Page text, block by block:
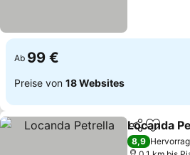
Ab 99 €
Preise von 18 Websites
TeilenZu
Locanda
8,9